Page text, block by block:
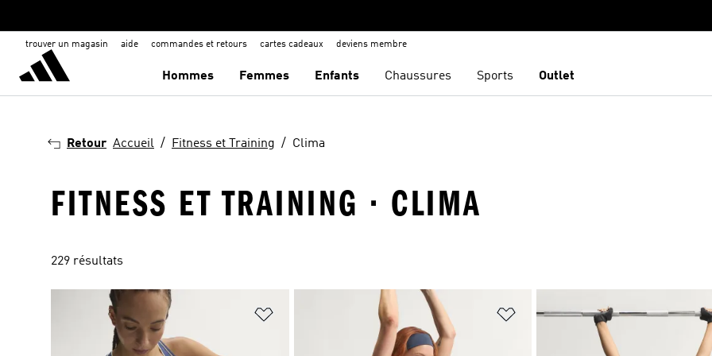
trouver un magasin aide commandes et retours cartes cadeaux deviens membre
Hommes Femmes Enfants Chaussures Sports Outlet
Retour Accueil Fitness et Training Clima
FITNESS ET TRAINING · CLIMA
229 résultats
Ajouter à la Liste de produits favoris Ajouter à la Liste de produits